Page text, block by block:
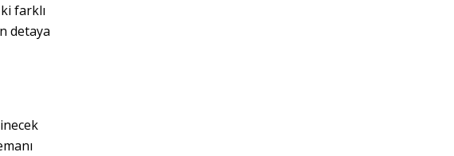
farklı
detaya